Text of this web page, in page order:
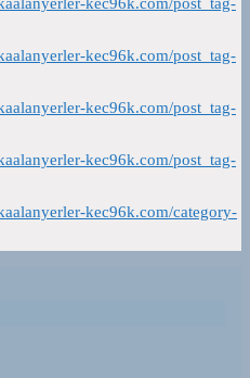
kec96k.com/post_tag-
kec96k.com/post_tag-
kec96k.com/post_tag-
kec96k.com/category-